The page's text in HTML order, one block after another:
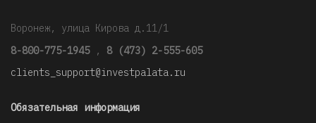
Воронеж, улица Кирова д.11/1
8-800-775-1945 , 8 (473) 2-555-605
clients_support@investpalata.ru
Обязательная информация